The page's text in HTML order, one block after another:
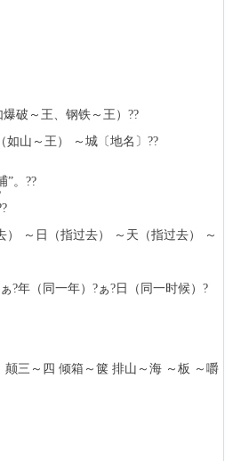
破～王、钢铁～王）??
如山～王） ～城〔地名〕??
”。??
） ～日（指过去） ～天（指过去） ～
?年（同一年）?ぁ?日（同一时候）?
颠三～四 倾箱～箧 排山～海 ～板 ～嚼